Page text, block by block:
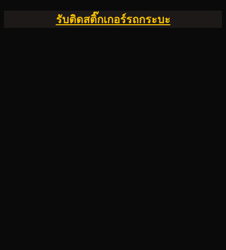
รับติดสติ๊กเกอร์รถกระบะ